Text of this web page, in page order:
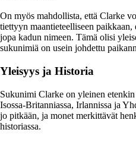
On myös mahdollista, että Clarke
tiettyyn maantieteelliseen
jopa kadun nimeen. Tämä olisi
sukunimiä on usein johdettu
Yleisyys ja Historia
Sukunimi Clarke on yleinen
Isossa-Britanniassa, Irlannissa ja
jo pitkään, ja monet merkittävät
historiassa.